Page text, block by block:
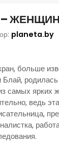
planeta.by
больше
родилась
самых ярких
ведь